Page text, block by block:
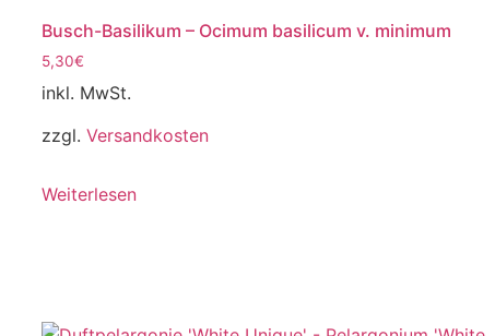
Busch-Basilikum – Ocimum basilicum v. minimum
5,30€
inkl. MwSt.
zzgl. Versandkosten
Weiterlesen